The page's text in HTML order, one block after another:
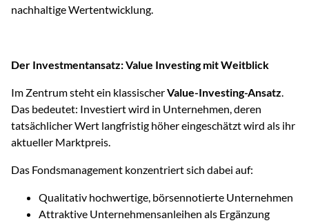
nachhaltige Wertentwicklung.
Der Investmentansatz: Value Investing mit Weitblick
Im Zentrum steht ein klassischerValue-Investing-Ansatz.
Das bedeutet: Investiert wird in Unternehmen, deren
tatsächlicher Wert langfristig höher eingeschätzt wird als ihr
aktueller Marktpreis.
Das Fondsmanagement konzentriert sich dabei auf:
Qualitativ hochwertige, börsennotierte Unternehmen
Attraktive Unternehmensanleihen als Ergänzung